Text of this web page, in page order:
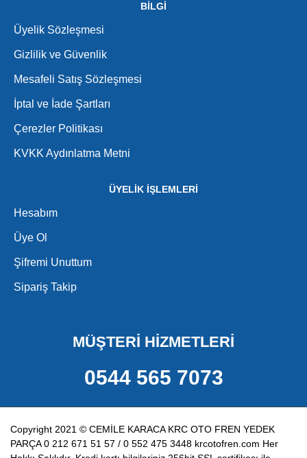
BİLGİ
Üyelik Sözleşmesi
Gizlilik ve Güvenlik
Mesafeli Satış Sözleşmesi
İptal ve İade Şartları
Çerezler Politikası
KVKK Aydınlatma Metni
ÜYELİK İŞLEMLERİ
Hesabım
Üye Ol
Şifremi Unuttum
Sipariş Takip
MÜŞTERİ HİZMETLERİ
0544 565 7073
Copyright 2021 © CEMİLE KARACA KRC OTO FREN YEDEK
PARÇA 0 212 671 51 57 / 0 552 475 3448 krcotofren.com Her